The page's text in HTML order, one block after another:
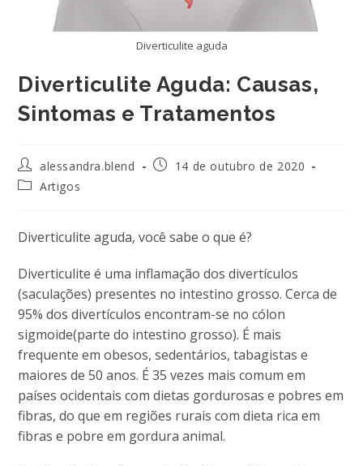
Diverticulite aguda
Diverticulite Aguda: Causas,
Sintomas e Tratamentos
Autor
do
post:
alessandra.blend
Post14 de outubro de 2020
Categoria
Artigos
Diverticulite aguda, você sabe o que é?
Diverticulite é uma inflamação dos divertículos
(saculações) presentes no intestino grosso. Cerca de
95% dos divertículos encontram-se no cólon
sigmoide(parte do intestino grosso). É mais
frequente em obesos, sedentários, tabagistas e
maiores de 50 anos. É 35 vezes mais comum em
países ocidentais com dietas gordurosas e pobres em
fibras, do que em regiões rurais com dieta rica em
fibras e pobre em gordura animal.